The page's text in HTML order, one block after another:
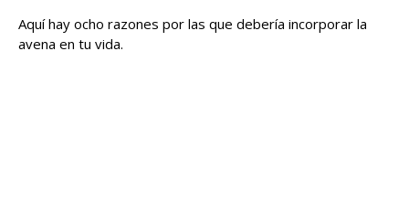
Aquí hay ocho razones por las que debería incorporar la
avena en tu vida.